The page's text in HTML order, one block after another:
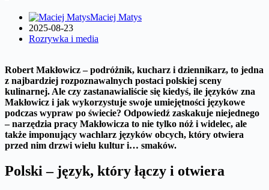
Maciej Matys
2025-08-23
Rozrywka i media
Robert Makłowicz – podróżnik, kucharz i dziennikarz, to jedna
z najbardziej rozpoznawalnych postaci polskiej sceny
kulinarnej. Ale czy zastanawialiście się kiedyś, ile języków zna
Makłowicz i jak wykorzystuje swoje umiejętności językowe
podczas wypraw po świecie? Odpowiedź zaskakuje niejednego
– narzędzia pracy Makłowicza to nie tylko nóż i widelec, ale
także imponujący wachlarz języków obcych, który otwiera
przed nim drzwi wielu kultur i… smaków.
Polski – język, który łączy i otwiera